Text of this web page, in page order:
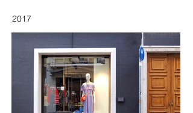
2017